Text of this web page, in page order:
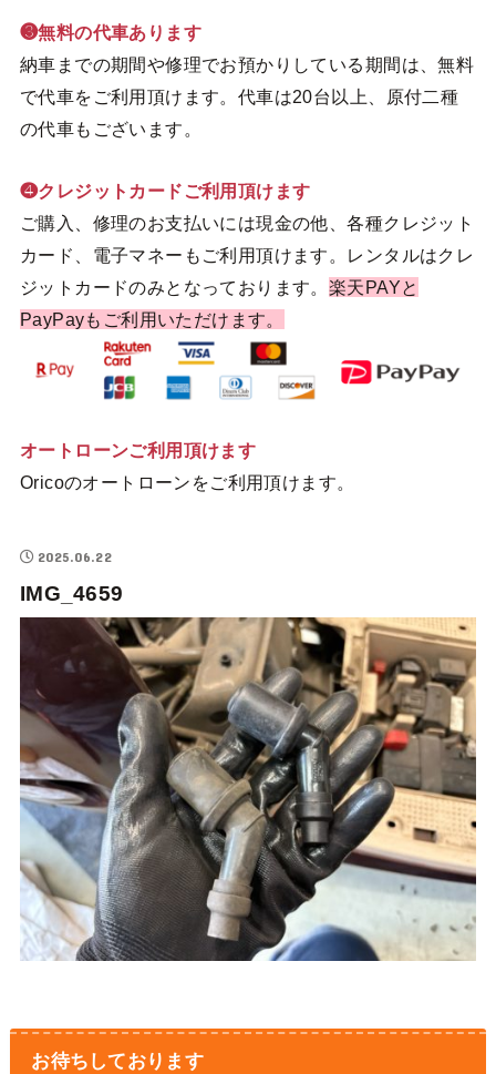
❸無料の代車あります
納車までの期間や修理でお預かりしている期間は、無料
で代車をご利用頂けます。代車は20台以上、原付二種
の代車もございます。
❹クレジットカードご利用頂けます
ご購入、修理のお支払いには現金の他、各種クレジット
カード、電子マネーもご利用頂けます。レンタルはクレ
ジットカードのみとなっております。 楽天PAYと
PayPayもご利用いただけます。
オートローンご利用頂けます
Oricoのオートローンをご利用頂けます。
2025.06.22
IMG_4659
お待ちしております